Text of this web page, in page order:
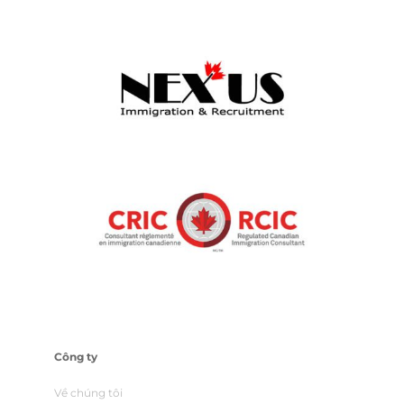
Công ty
Về chúng tôi